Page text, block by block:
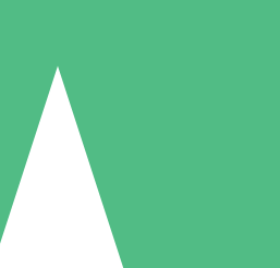
Kreditpaket
Inget månatligt åtagande
5 Nedladdningar
US$